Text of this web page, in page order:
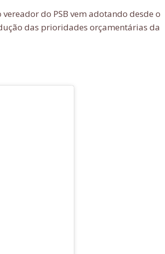
do PSB vem adotando desde o
das prioridades orçamentárias da